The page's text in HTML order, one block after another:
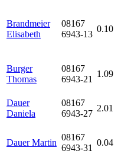
Brandmeier
Elisabeth
08167
6943-13
0.10
Burger
Thomas
08167
6943-21
1.09
Dauer
Daniela
08167
6943-27
2.01
Dauer Martin
08167
6943-31
0.04